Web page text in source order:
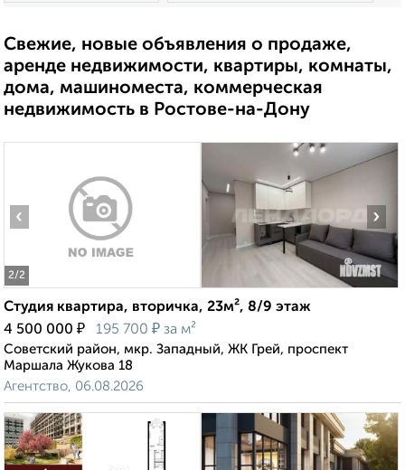
Свежие, новые объявления о продаже,
аренде недвижимости, квартиры, комнаты,
дома, машиноместа, коммерческая
недвижимость в Ростове-на-Дону
2/2
‹ ›
Студия квартира, вторичка, 23м², 8/9 этаж
4 500 000 ₽ 195 700 ₽ за м²
Советский район, мкр. Западный, ЖК Грей, проспект
Маршала Жукова 18
Агентство, 06.08.2026